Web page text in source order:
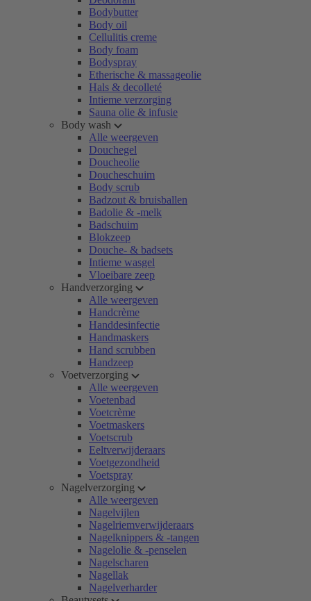
Bodybutter
Body oil
Cellulitis creme
Body foam
Bodyspray
Etherische & massageolie
Hals & decolleté
Intieme verzorging
Sauna olie & infusie
Body wash
Alle weergeven
Douchegel
Doucheolie
Doucheschuim
Body scrub
Badzout & bruisballen
Badolie & -melk
Badschuim
Blokzeep
Douche- & badsets
Intieme wasgel
Vloeibare zeep
Handverzorging
Alle weergeven
Handcrème
Handdesinfectie
Handmaskers
Hand scrubben
Handzeep
Voetverzorging
Alle weergeven
Voetenbad
Voetcrème
Voetmaskers
Voetscrub
Eeltverwijderaars
Voetgezondheid
Voetspray
Nagelverzorging
Alle weergeven
Nagelvijlen
Nagelriemverwijderaars
Nagelknippers & -tangen
Nagelolie & -penselen
Nagelscharen
Nagellak
Nagelverharder